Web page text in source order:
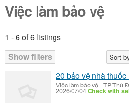
Việc làm bảo vệ
1 - 6 of 6 listings
Show filters
Sort
Listings
20 bảo vệ nhà
Việc làm bảo vệ-TP Thủ
2026/07/04Check with